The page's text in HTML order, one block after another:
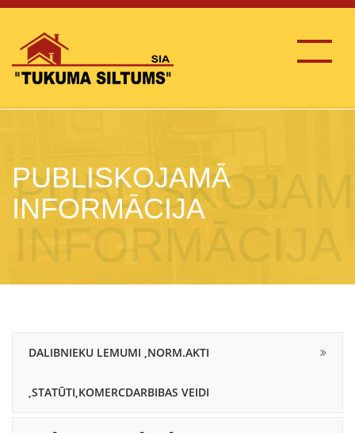
PUBLISKOJAMĀ
INFORMĀCIJA
DALIBNIEKU LEMUMI ,NORM.AKTI
,STATŪTI,KOMERCDARBIBAS VEIDI